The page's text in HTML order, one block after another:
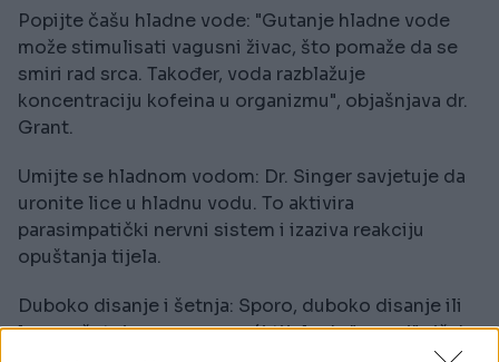
Popijte čašu hladne vode: "Gutanje hladne vode
može stimulisati vagusni živac, što pomaže da se
smiri rad srca. Također, voda razblažuje
koncentraciju kofeina u organizmu", objašnjava dr.
Grant.
Umijte se hladnom vodom: Dr. Singer savjetuje da
uronite lice u hladnu vodu. To aktivira
parasimpatički nervni sistem i izaziva reakciju
opuštanja tijela.
Duboko disanje i šetnja: Sporo, duboko disanje ili
lagana šetnja mogu pomoći tijelu da "sagori" višak